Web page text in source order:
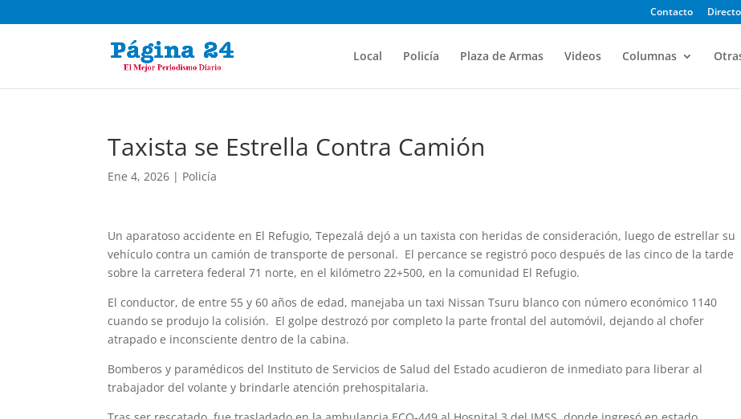
Contacto
Local Policía Plaza de Armas Videos Columnas
Taxista se Estrella Contra Camión
Ene 4, 2026 | Policía
Un aparatoso accidente en El Refugio, Tepezalá dejó a un taxista con heridas de consideración, luego de estrellar su
vehículo contra un camión de transporte de personal. El percance se registró poco después de las cinco de la tarde
sobre la carretera federal 71 norte, en el kilómetro 22+500, en la comunidad El Refugio.
El conductor, de entre 55 y 60 años de edad, manejaba un taxi Nissan Tsuru blanco con número económico 1140
cuando se produjo la colisión. El golpe destrozó por completo la parte frontal del automóvil, dejando al chofer
atrapado e inconsciente dentro de la cabina.
Bomberos y paramédicos del Instituto de Servicios de Salud del Estado acudieron de inmediato para liberar al
trabajador del volante y brindarle atención prehospitalaria.